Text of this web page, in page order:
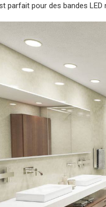
parfait pour des bandes